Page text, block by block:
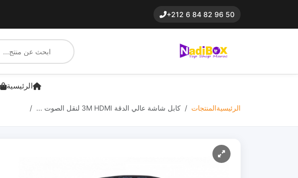
+212 6 84 82 96 50
الرئيسية
الرئيسيةالمنتجات كابل شاشة عالي الدقة 3M HDMI لنقل الصوت ...